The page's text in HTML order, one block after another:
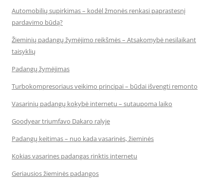
Automobilių supirkimas – kodėl žmonės renkasi paprastesnį
pardavimo būdą?
Žieminių padangų žymėjimo reikšmės – Atsakomybė nesilaikant
taisyklių
Padangų žymėjimas
Turbokompresoriaus veikimo principai – būdai išvengti remonto
Vasarinių padangų kokybė internetu – sutaupoma laiko
Goodyear triumfavo Dakaro ralyje
Padangų keitimas – nuo kada vasarinės, žieminės
Kokias vasarines padangas rinktis internetu
Geriausios žieminės padangos